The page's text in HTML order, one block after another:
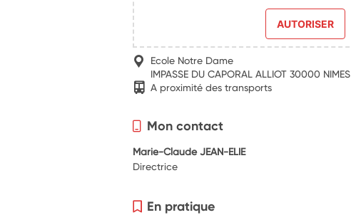
AUTORISER
Ecole Notre Dame
IMPASSE DU CAPORAL ALLIOT 30000 NIMES
A proximité des transports
Mon contact
Marie-Claude JEAN-ELIE
Directrice
En pratique